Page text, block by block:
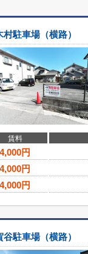
村駐車場（横路）
賃料
4,000円
4,000円
4,000円
谷駐車場（横路）